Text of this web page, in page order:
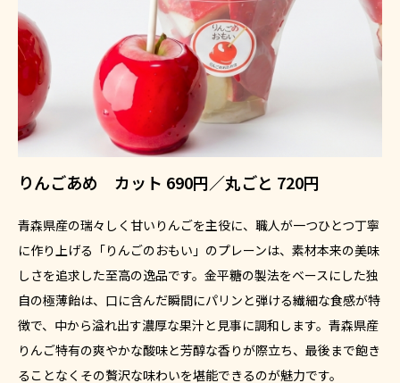
りんごあめ カット 690円／丸ごと 720円
青森県産の瑞々しく甘いりんごを主役に、職人が一つひとつ丁寧
に作り上げる「りんごのおもい」のプレーンは、素材本来の美味
しさを追求した至高の逸品です。金平糖の製法をベースにした独
自の極薄飴は、口に含んだ瞬間にパリンと弾ける繊細な食感が特
徴で、中から溢れ出す濃厚な果汁と見事に調和します。青森県産
りんご特有の爽やかな酸味と芳醇な香りが際立ち、最後まで飽き
ることなくその贅沢な味わいを堪能できるのが魅力です。